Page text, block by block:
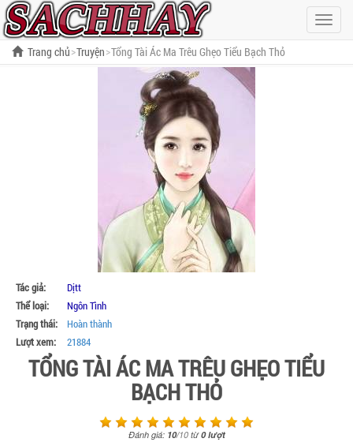
Hiện
menu
Trang chủ Truyện Tổng Tài Ác Ma Trêu Ghẹo Tiểu Bạch Thỏ
Tác giả:
Dịtt
Thể loại:
Ngôn Tình
Trạng thái:
Hoàn thành
Lượt xem:
21884
TỔNG TÀI ÁC MA TRÊU GHẸO TIỂU
BẠCH THỎ
Đánh giá: 10/10từ0lượt